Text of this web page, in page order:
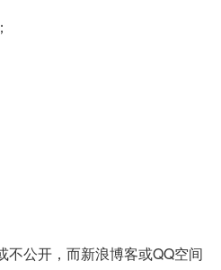
不公开，而新浪博客或QQ空间